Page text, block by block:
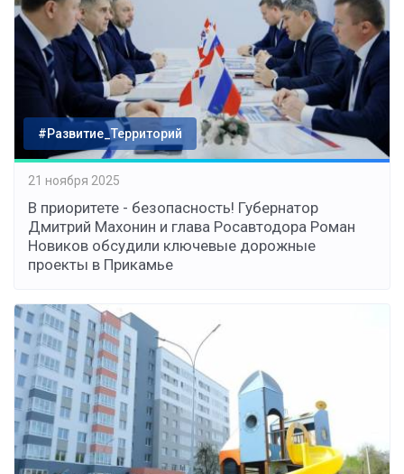
#Развитие_Территорий
21 ноября 2025
В приоритете - безопасность! Губернатор
Дмитрий Махонин и глава Росавтодора Роман
Новиков обсудили ключевые дорожные
проекты в Прикамье